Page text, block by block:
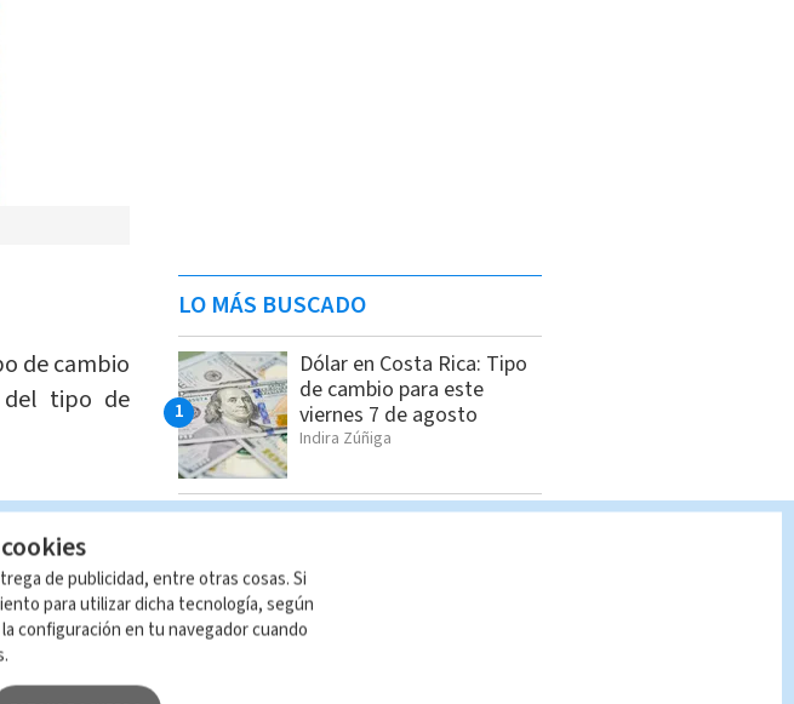
de cambio
del tipo de
se
día del
entre la
LO MÁS BUSCADO
Dólar en Costa Rica: Tipo
de cambio para este
viernes 7 de agosto
Indira Zúñiga
Pronóstico del tiempo
el clima HOY 7 de agosto
Indira Zúñiga
de publicidad, entre otras cosas. Si
para utilizar dicha tecnología, según
configuración en tu navegador cuando